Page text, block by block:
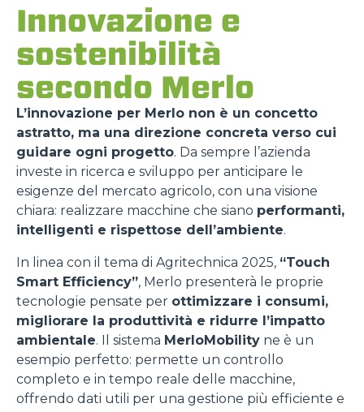
Innovazione e
sostenibilità
secondo Merlo
L’innovazione per Merlo non è un concetto
astratto, ma una direzione concreta verso cui
guidare ogni progetto. Da sempre l’azienda
investe in ricerca e sviluppo per anticipare le
esigenze del mercato agricolo, con una visione
chiara: realizzare macchine che siano performanti,
intelligenti e rispettose dell’ambiente.
In linea con il tema di Agritechnica 2025, “Touch
Smart Efficiency”, Merlo presenterà le proprie
tecnologie pensate per ottimizzare i consumi,
migliorare la produttività e ridurre l’impatto
ambientale. Il sistema MerloMobility ne è un
esempio perfetto: permette un controllo
completo e in tempo reale delle macchine,
offrendo dati utili per una gestione più efficiente e